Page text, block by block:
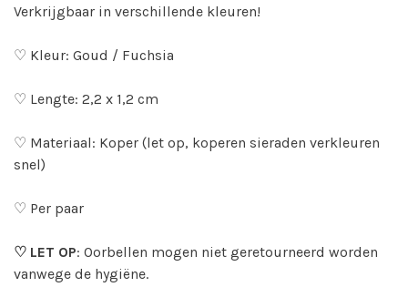
Verkrijgbaar in verschillende kleuren!
♡ Kleur: Goud / Fuchsia
♡ Lengte: 2,2 x 1,2 cm
♡ Materiaal: Koper (let op, koperen sieraden verkleuren
snel)
♡ Per paar
♡ LET OP: Oorbellen mogen niet geretourneerd worden
vanwege de hygiëne.